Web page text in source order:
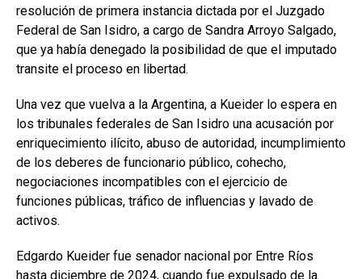
resolución de primera instancia dictada por el Juzgado
Federal de San Isidro, a cargo de Sandra Arroyo Salgado,
que ya había denegado la posibilidad de que el imputado
transite el proceso en libertad.
Una vez que vuelva a la Argentina, a Kueider lo espera en
los tribunales federales de San Isidro una acusación por
enriquecimiento ilícito, abuso de autoridad, incumplimiento
de los deberes de funcionario público, cohecho,
negociaciones incompatibles con el ejercicio de
funciones públicas, tráfico de influencias y lavado de
activos.
Edgardo Kueider fue senador nacional por Entre Ríos
hasta diciembre de 2024, cuando fue expulsado de la